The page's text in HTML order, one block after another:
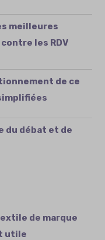
meilleures
les RDV
de ce
du débat et de
de marque
utile